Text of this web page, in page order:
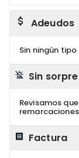
Adeudos
Sin ningún
Sin
Revisamos
Factura